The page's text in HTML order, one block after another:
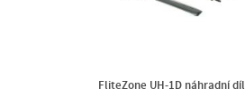
FliteZone UH-1D náhradní díl